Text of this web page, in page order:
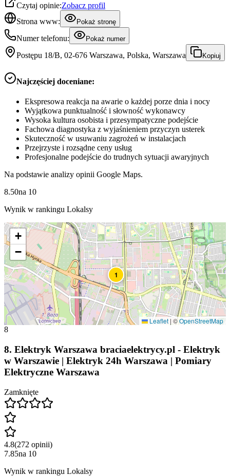
Czytaj opinie:Zobacz profil
Strona www:
Pokaż stronę
Numer telefonu: Pokaż numer
Postępu 18/B, 02-676 Warszawa, Polska, Warszawa Kopiuj
Najczęściej doceniane:
Ekspresowa reakcja na awarie o każdej porze dnia i nocy
Wyjątkowa punktualność i słowność wykonawcy
Wysoka kultura osobista i przesympatyczne podejście
Fachowa diagnostyka z wyjaśnieniem przyczyn usterek
Skuteczność w usuwaniu zagrożeń w instalacjach
Przejrzyste i rozsądne ceny usług
Profesjonalne podejście do trudnych sytuacji awaryjnych
Na podstawie analizy opinii Google Maps.
8.50na 10
Wynik w rankingu Lokalsy
1
+
−
Leaflet | ©OpenStreetMap
8
8. Elektryk Warszawa braciaelektrycy.pl - Elektryk
w Warszawie | Elektryk 24h Warszawa | Pomiary
Elektryczne Warszawa
Zamknięte
4.8(272 opinii)
7.85na 10
Wynik w rankingu Lokalsy